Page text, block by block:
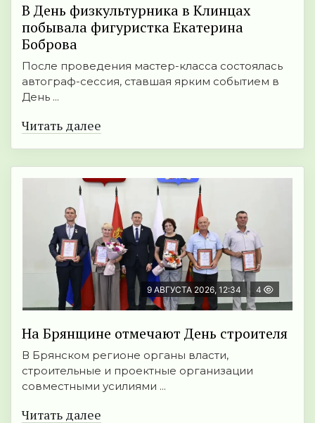
В День физкультурника в Клинцах
побывала фигуристка Екатерина
Боброва
После проведения мастер-класса состоялась
автограф-сессия, ставшая ярким событием в
День ...
Читать далее
9 АВГУСТА 2026, 12:34 4
На Брянщине отмечают День строителя
В Брянском регионе органы власти,
строительные и проектные организации
совместными усилиями ...
Читать далее